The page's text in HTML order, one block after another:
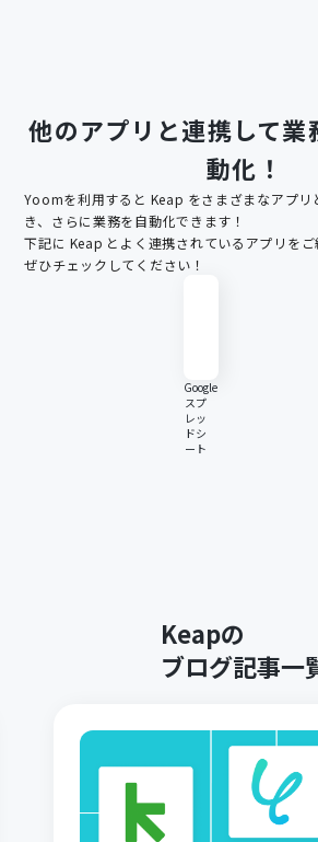
他のアプリと連携して業
動化！
Yoomを利用すると Keap をさまざまなアプリ
き、さらに業務を自動化できます！
下記に Keap とよく連携されているアプリをご
ぜひチェックしてください！
Google
スプ
レッ
ドシ
ート
Keapの
ブログ記事一